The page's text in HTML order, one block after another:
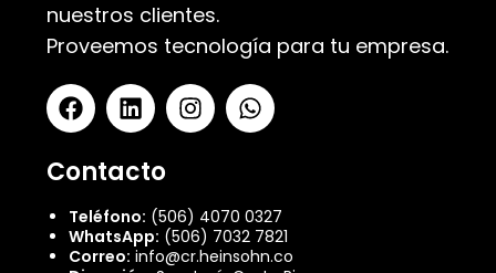
nuestros clientes.
Proveemos tecnología para tu empresa.
Contacto
Teléfono: (506) 4070 0327
WhatsApp: (506) 7032 7821
Correo: info@cr.heinsohn.co